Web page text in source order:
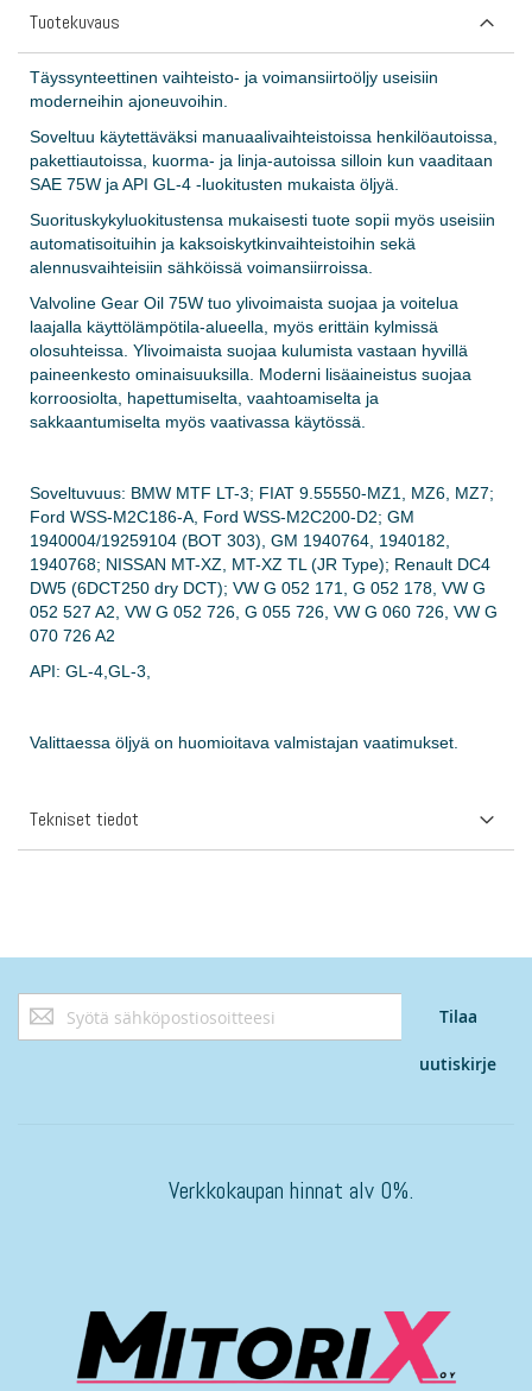
Tuotekuvaus
Täyssynteettinen vaihteisto- ja voimansiirtoöljy useisiin
moderneihin ajoneuvoihin.
Soveltuu käytettäväksi manuaalivaihteistoissa henkilöautoissa,
pakettiautoissa, kuorma- ja linja-autoissa silloin kun vaaditaan
SAE 75W ja API GL-4 -luokitusten mukaista öljyä.
Suorituskykyluokitustensa mukaisesti tuote sopii myös useisiin
automatisoituihin ja kaksoiskytkinvaihteistoihin sekä
alennusvaihteisiin sähköissä voimansiirroissa.
Valvoline Gear Oil 75W tuo ylivoimaista suojaa ja voitelua
laajalla käyttölämpötila-alueella, myös erittäin kylmissä
olosuhteissa. Ylivoimaista suojaa kulumista vastaan hyvillä
paineenkesto ominaisuuksilla. Moderni lisäaineistus suojaa
korroosiolta, hapettumiselta, vaahtoamiselta ja
sakkaantumiselta myös vaativassa käytössä.
Soveltuvuus: BMW MTF LT-3; FIAT 9.55550-MZ1, MZ6, MZ7;
Ford WSS-M2C186-A, Ford WSS-M2C200-D2; GM
1940004/19259104 (BOT 303), GM 1940764, 1940182,
1940768; NISSAN MT-XZ, MT-XZ TL (JR Type); Renault DC4
DW5 (6DCT250 dry DCT); VW G 052 171, G 052 178, VW G
052 527 A2, VW G 052 726, G 055 726, VW G 060 726, VW G
070 726 A2
API: GL-4,GL-3,
Valittaessa öljyä on huomioitava valmistajan vaatimukset.
Tekniset tiedot
Tilaa
uutiskirjeemme:
Tilaa
uutiskirje
Verkkokaupan hinnat alv 0%.